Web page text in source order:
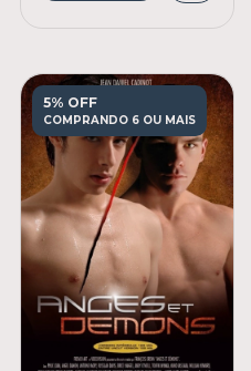
5% OFF
COMPRANDO 6 OU MAIS